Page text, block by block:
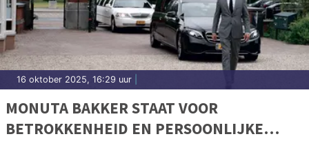
16 oktober 2025, 16:29 uur
MONUTA BAKKER STAAT VOOR
BETROKKENHEID EN PERSOONLIJKE